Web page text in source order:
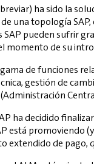
ha sido la
una topología
pueden sufrir
momento de su
de funciones
gestión de
ha decidido
está
extendido de pago,